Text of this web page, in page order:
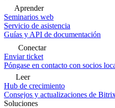
Aprender
Seminarios web
Servicio de asistencia
Guías y API de documentación
Conectar
Enviar ticket
Póngase en contacto con socios
Leer
Hub de crecimiento
Consejos y actualizaciones de
Soluciones